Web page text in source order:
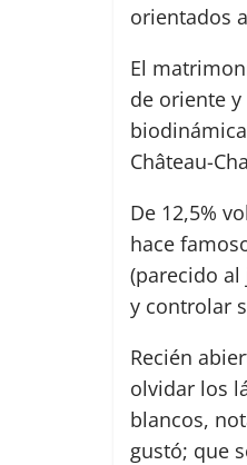
orientados
El
de oriente
Château-
De 12,5%
hace
(parecido
y controlar
Recién
olvidar los
blancos,
gustó; que